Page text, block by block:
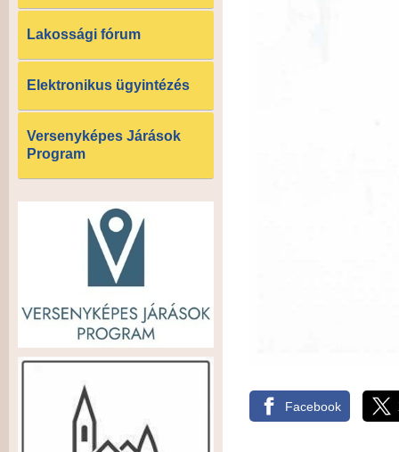
Lakossági fórum
Elektronikus ügyintézés
Versenyképes Járások
Program
Facebook